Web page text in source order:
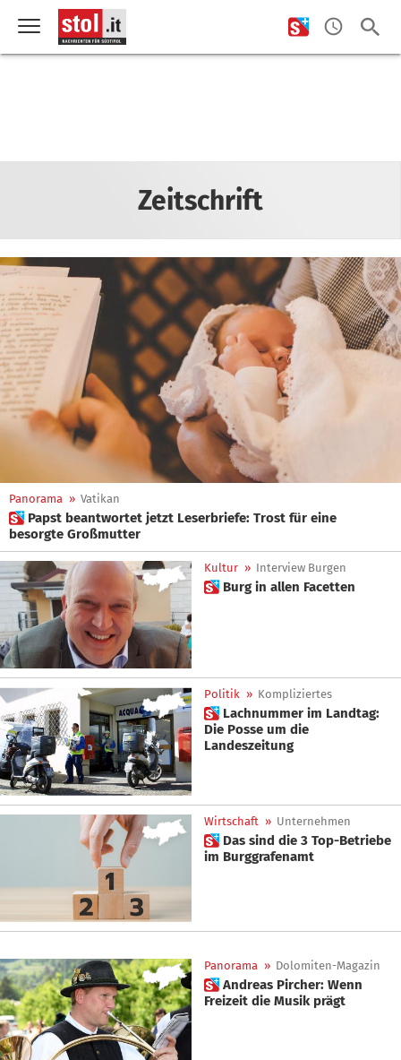
Zeitschrift
Panorama » Vatikan
 Papst beantwortet jetzt Leserbriefe: Trost für eine
besorgte Großmutter
Kultur » Interview Burgen
 Burg in allen Facetten
Politik » Kompliziertes
 Lachnummer im Landtag:
Die Posse um die
Landeszeitung
Wirtschaft » Unternehmen
 Das sind die 3 Top-Betriebe
im Burggrafenamt
Panorama » Dolomiten-Magazin
 Andreas Pircher: Wenn
Freizeit die Musik prägt